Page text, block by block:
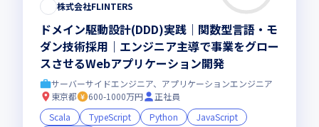
株式会社FLINTERS
ドメイン駆動設計(DDD)実践｜関数型言語・モ
ダン技術採用｜エンジニア主導で事業をグロー
スさせるWebアプリケーション開発
サーバーサイドエンジニア、アプリケーションエンジニア
東京都
600-1000万円
正社員
Scala
TypeScript Python
JavaScript